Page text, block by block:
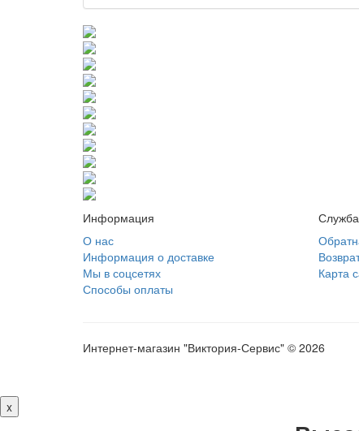
Информация
О нас
Информация о доставке
Мы в соцсетях
Способы оплаты
Карта
Интернет-магазин "Виктория-Сервис" © 2026
x